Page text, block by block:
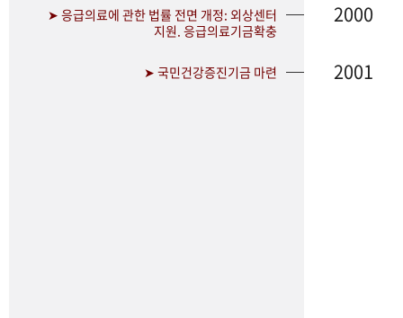
➤ 응급의료에 관한 법률 전면 개정: 외상센터
지원. 응급의료기금확충
2000
➤ 국민건강증진기금 마련 2001